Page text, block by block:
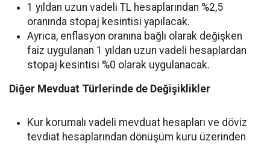
1 yıldan uzun vadeli TL hesaplarından %2,5
oranında stopaj kesintisi yapılacak.
Ayrıca, enflasyon oranına bağlı olarak değişken
faiz uygulanan 1 yıldan uzun vadeli hesaplardan
stopaj kesintisi %0 olarak uygulanacak.
Diğer Mevduat Türlerinde de Değişiklikler
Kur korumalı vadeli mevduat hesapları ve döviz
tevdiat hesaplarından dönüşüm kuru üzerinden